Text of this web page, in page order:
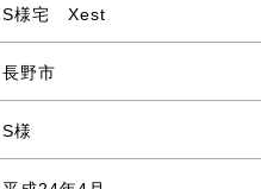
S様宅 Xest
長野市
S様